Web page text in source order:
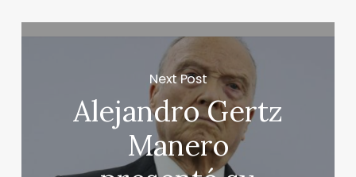
Next Post
Alejandro Gertz
Manero